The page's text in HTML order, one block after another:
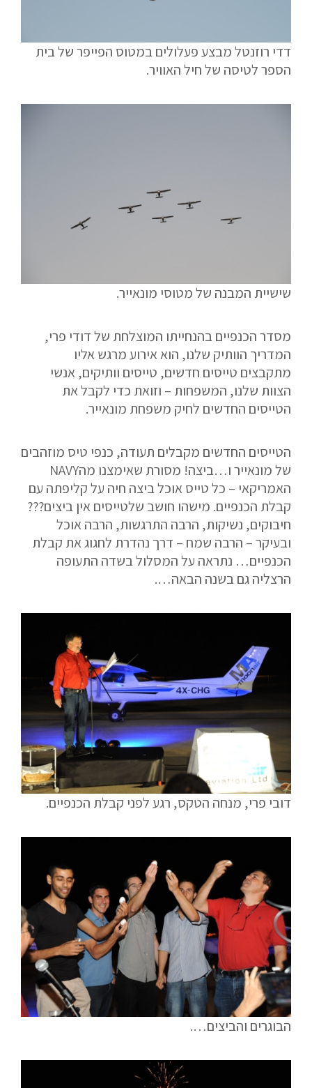
דדי רוזנטל מבצע פעלולים במטוס הפייפר של בית
הספר לטיסה של חיל האוויר.
שישיית המבנה של מטוסי מונאייר.
מסדר הכנפיים בהנחייתו המוצלחת של דודי פרי,
המדריך הוותיק שלנו, הוא אירוע מרגש אליו
מתקבצים טייסים חדשים, טייסים וותיקים, אנשי
הצוות שלנו, המשפחות – וזואת כדי לקבל את
הטייסים החדשים לחיק משפחת מונאייר.
הטייסים החדשים מקבלים תעודה, כנפי טיס מוזהבים
של מונאייר ו…ביצה! מסורת שאימצנו מהNAVY
האמריקאי – כל טייס אוכל ביצה חיה על קליפתה עם
קבלת הכנפיים. מישהו חושב שלטייסים אין ביצים???
חיבוקים, נשיקות, הרבה התרגשות, הרבה אוכל
ובעיקר – הרבה שמח – דרך נהדרת לחגוג את קבלת
הכנפיים… נתראה על המסלול בשדה התעופה
הרצליה גם בשנה הבאה….
דובי פרי, מנחה הטקס, רגע לפני קבלת הכנפיים.
הבוגרים והביצים….